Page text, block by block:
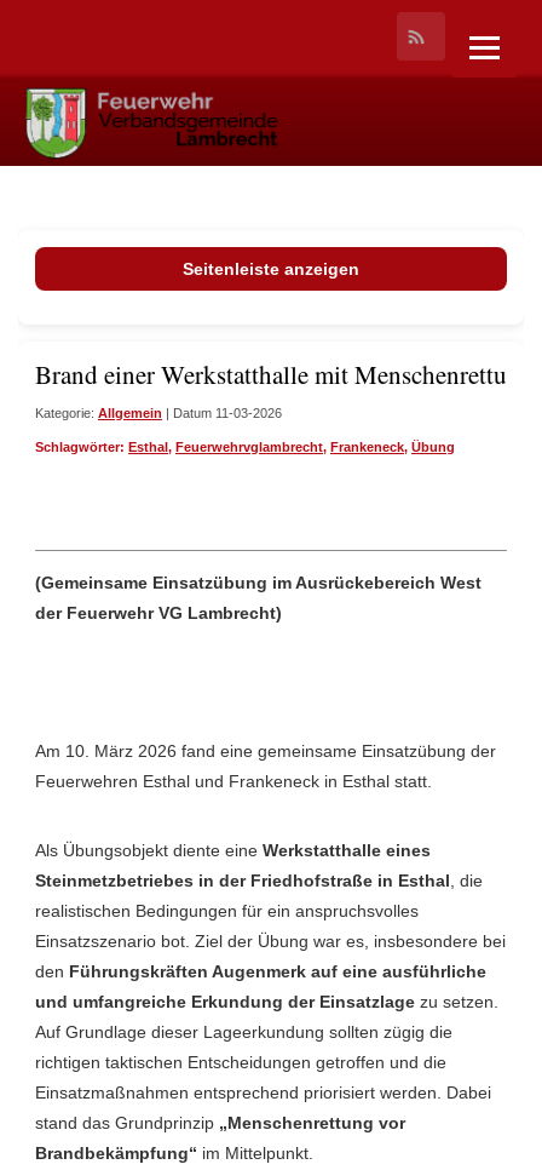
Brand einer Werkstatthalle mit
Kategorie: Allgemein | Datum 11-03-2026
Schlagwörter: Esthal , Feuerwehrvglambrecht, Frankeneck, Übung
(Gemeinsame Einsatzübung im Ausrückebereich West
der Feuerwehr VG Lambrecht)
Am 10. März 2026 fand eine gemeinsame Einsatzübung der
Feuerwehren Esthal und Frankeneck in Esthal statt.
Als Übungsobjekt diente eine Werkstatthalle eines
Steinmetzbetriebes in der Friedhofstraße in Esthal , die
realistischen Bedingungen für ein anspruchsvolles
Einsatzszenario bot. Ziel der Übung war es, insbesondere bei
den Führungskräften Augenmerk auf eine ausführliche
und umfangreiche Erkundung der Einsatzlage zu setzen.
Auf Grundlage dieser Lageerkundung sollten zügig die
richtigen taktischen Entscheidungen getroffen und die
Einsatzmaßnahmen entsprechend priorisiert werden. Dabei
stand das Grundprinzip „Menschenrettung vor
Brandbekämpfung“ im Mittelpunkt.
Seitenleiste anzeigen